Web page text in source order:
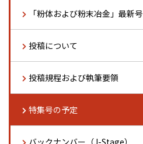
「粉体および粉末冶金」最新号
投稿について
投稿規程および執筆要領
特集号の予定